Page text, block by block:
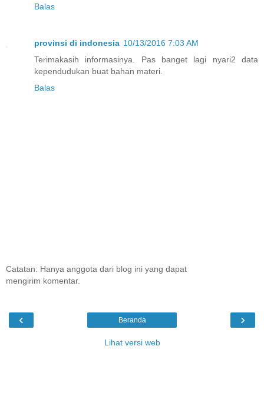
Balas
provinsi di indonesia 10/13/2016 7:03 AM
Terimakasih informasinya. Pas banget lagi nyari2 data
kependudukan buat bahan materi.
Balas
Catatan: Hanya anggota dari blog ini yang dapat
mengirim komentar.
‹ ›
Beranda
Lihat versi web